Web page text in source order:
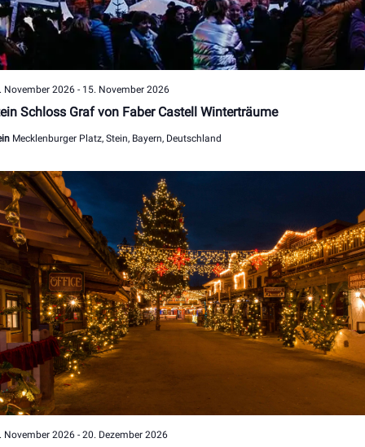
Schloss Graf von Faber Castell Winterträume
November 2026- 15. November 2026
Mecklenburger Platz, Stein, Bayern, Deutschland
November 2026- 20. Dezember 2026